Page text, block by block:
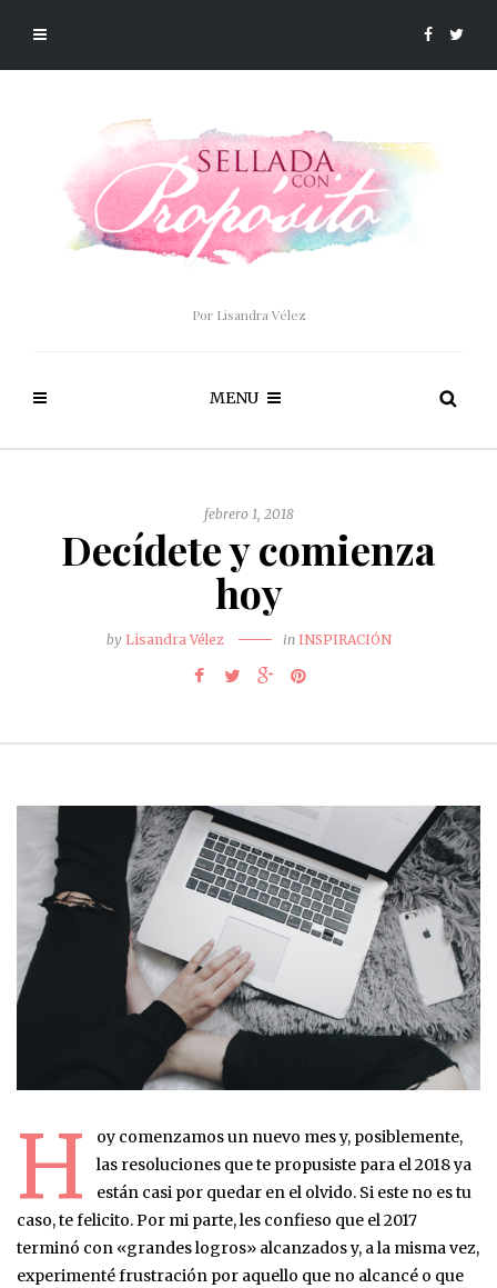
Por Lisandra Vélez
MENU
febrero 1, 2018
Decídete y comienza
hoy
by Lisandra Vélez in INSPIRACIÓN
H
oy comenzamos un nuevo mes y, posiblemente,
las resoluciones que te propusiste para el 2018 ya
están casi por quedar en el olvido. Si este no es tu
caso, te felicito. Por mi parte, les confieso que el 2017
terminó con «grandes logros» alcanzados y, a la misma vez,
experimenté frustración por aquello que no alcancé o que